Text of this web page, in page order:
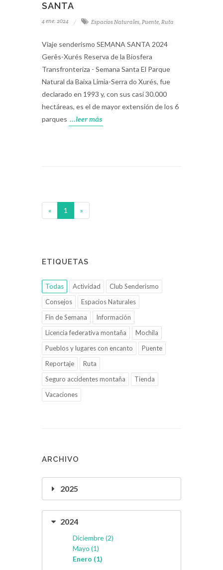
SANTA
4 ene. 2024 Espacios Naturales, Puente, Ruta
Viaje senderismo SEMANA SANTA 2024
Gerês-Xurés Reserva de la Biosfera
Transfronteriza - Semana Santa El Parque
Natural da Baixa Limia-Serra do Xurés, fue
declarado en 1993 y, con sus casi 30.000
hectáreas, es el de mayor extensión de los 6
parques ...leer más
« 1 »
ETIQUETAS
Todas Actividad
Club Senderismo
Consejos
Espacios Naturales
Fin de Semana
Información
Licencia federativa montaña
Mochila
Pueblos y lugares con encanto
Puente
Reportaje
Ruta
Seguro accidentes montaña
Tienda
Vacaciones
ARCHIVO
2025
2024
Diciembre (2)
Mayo (1)
Enero (1)